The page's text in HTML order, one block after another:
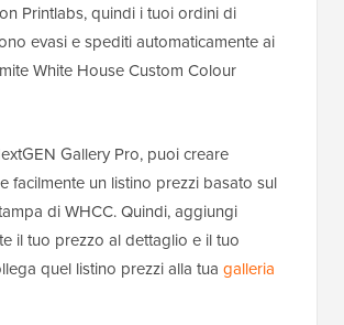
Printlabs, quindi i tuoi ordini di
evasi e spediti automaticamente ai
White House Custom Colour
Gallery Pro, puoi creare
facilmente un listino prezzi basato sul
di WHCC. Quindi, aggiungi
il tuo prezzo al dettaglio e il tuo
quel listino prezzi alla tua galleria